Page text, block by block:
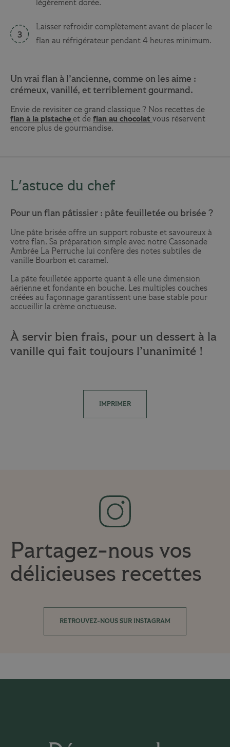
légèrement dorée.
Laisser refroidir complètement avant de placer le
flan au réfrigérateur pendant 4 heures minimum.
Un vrai flan à l’ancienne, comme on les aime :
crémeux, vanillé, et terriblement gourmand.
Envie de revisiter ce grand classique ? Nos recettes de
flan à la pistache et de flan au chocolat vous réservent
encore plus de gourmandise.
L'astuce du chef
Pour un flan pâtissier : pâte feuilletée ou brisée ?
Une pâte brisée offre un support robuste et savoureux à
votre flan. Sa préparation simple avec notre Cassonade
Ambrée La Perruche lui confère des notes subtiles de
vanille Bourbon et caramel.
La pâte feuilletée apporte quant à elle une dimension
aérienne et fondante en bouche. Les multiples couches
créées au façonnage garantissent une base stable pour
accueillir la crème onctueuse.
À servir bien frais, pour un dessert à la
vanille qui fait toujours l’unanimité !
IMPRIMER
Partagez-nous vos
délicieuses recettes
RETROUVEZ-NOUS SUR INSTAGRAM